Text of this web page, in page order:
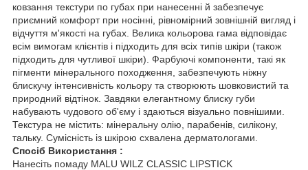
ковзання текстури по губах при нанесенні й забезпечує
приємний комфорт при носінні, рівномірний зовнішній вигляд і
відчуття м'якості на губах. Велика кольорова гама відповідає
всім вимогам клієнтів і підходить для всіх типів шкіри (також
підходить для чутливої ​​шкіри). Фарбуючі компоненти, такі як
пігменти мінерального походження, забезпечують ніжну
блискучу інтенсивність кольору та створюють шовковистий та
природний відтінок. Завдяки елегантному блиску губи
набувають чудового об'єму і здаються візуально повнішими.
Текстура не містить: мінеральну олію, парабенів, силікону,
тальку. Сумісність із шкірою схвалена дерматологами.
Спосіб Використання :
Нанесіть помаду MALU WILZ CLASSIC LIPSTICK